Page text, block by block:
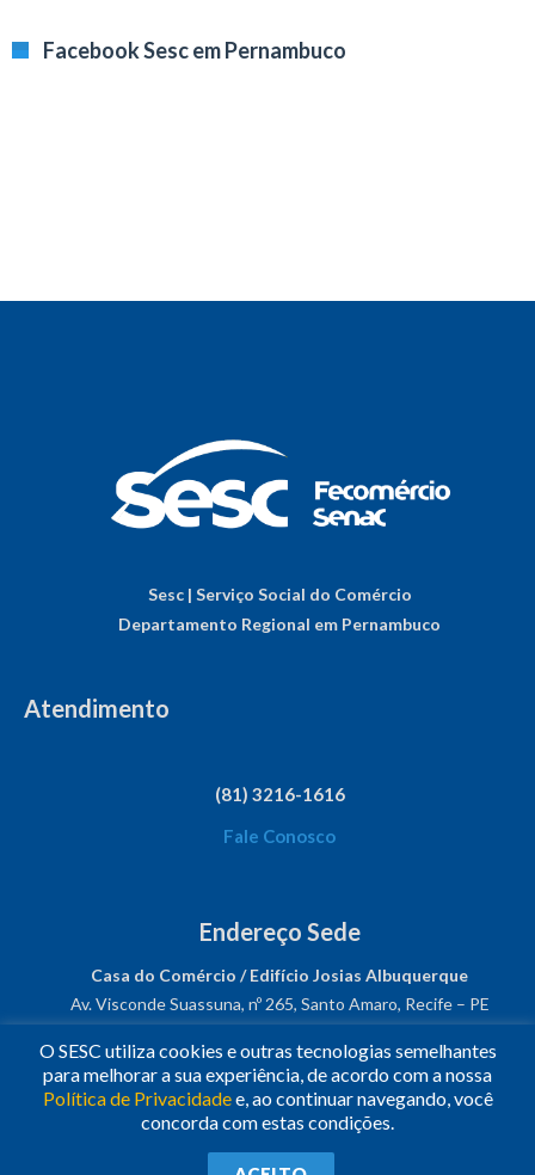
Facebook Sesc em Pernambuco
Sesc | Serviço Social do Comércio
Departamento Regional em Pernambuco
Atendimento
(81) 3216-1616
Fale Conosco
Endereço Sede
Casa do Comércio / Edifício Josias Albuquerque
Av. Visconde Suassuna, nº 265, Santo Amaro, Recife – PE
CNPJ: 03.482.931/0001-61
Siga-nos!
Todos os Direitos Reservados.
O SESC utiliza cookies e outras tecnologias semelhantes
para melhorar a sua experiência, de acordo com a nossa
Política de Privacidadee, ao continuar navegando, você
concorda com estas condições.